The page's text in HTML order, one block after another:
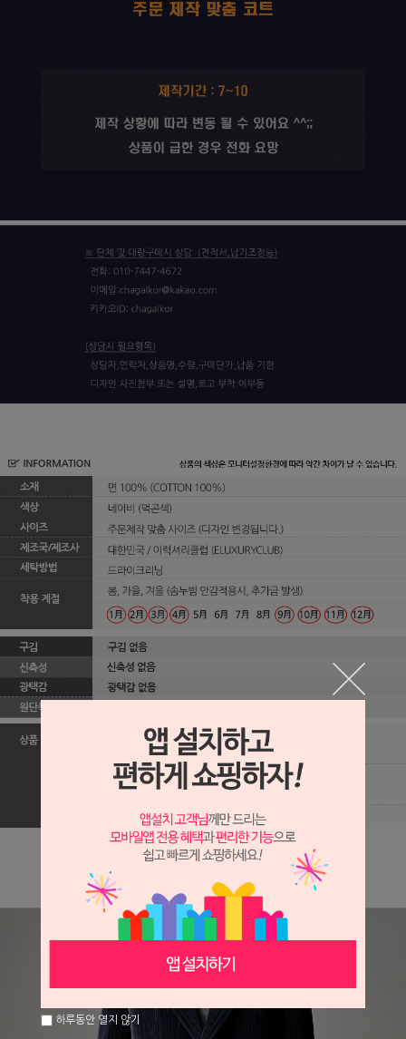
하루동안 열지 않기